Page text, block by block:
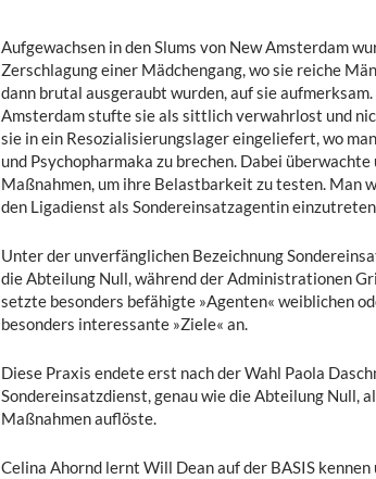
Aufgewachsen in den Slums von New Amsterdam
Zerschlagung einer Mädchengang, wo sie reiche
dann brutal ausgeraubt wurden, auf sie
Amsterdam stufte sie als sittlich verwahrlost und
sie in ein Resozialisierungslager eingeliefert, wo
und Psychopharmaka zu brechen. Dabei
Maßnahmen, um ihre Belastbarkeit zu testen. Man
den Ligadienst als Sondereinsatzagentin
Unter der unverfänglichen Bezeichnung
die Abteilung Null, während der Administrationen
setzte besonders befähigte »Agenten« weiblichen
besonders interessante »Ziele« an.
Diese Praxis endete erst nach der Wahl Paola
Sondereinsatzdienst, genau wie die Abteilung Null,
Maßnahmen auflöste.
Celina Ahornd lernt Will Dean auf der BASIS